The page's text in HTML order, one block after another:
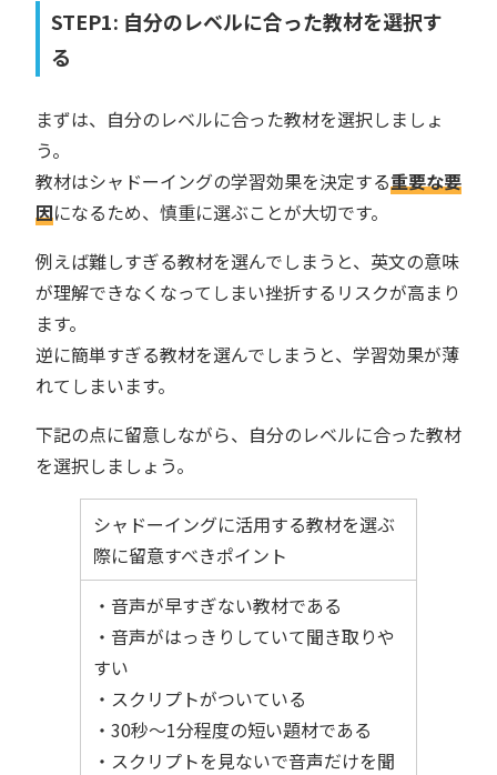
STEP1: 自分のレベルに合った教材を選択す
る
まずは、自分のレベルに合った教材を選択しましょ
う。
教材はシャドーイングの学習効果を決定する重要な要
因になるため、慎重に選ぶことが大切です。
例えば難しすぎる教材を選んでしまうと、英文の意味
が理解できなくなってしまい挫折するリスクが高まり
ます。
逆に簡単すぎる教材を選んでしまうと、学習効果が薄
れてしまいます。
下記の点に留意しながら、自分のレベルに合った教材
を選択しましょう。
シャドーイングに活用する教材を選ぶ
際に留意すべきポイント
・音声が早すぎない教材である
・音声がはっきりしていて聞き取りや
すい
・スクリプトがついている
・30秒〜1分程度の短い題材である
・スクリプトを見ないで音声だけを聞